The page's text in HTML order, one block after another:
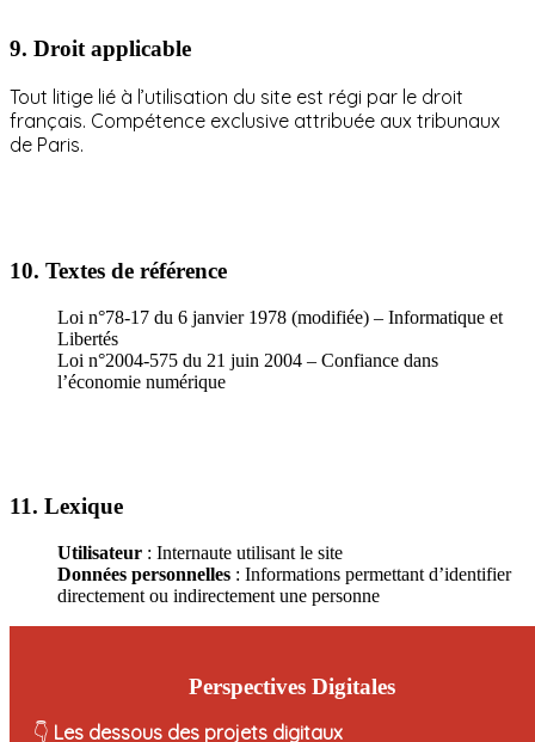
9. Droit applicable
Tout litige lié à l’utilisation du site est régi par le droit
français. Compétence exclusive attribuée aux tribunaux
de Paris.
10. Textes de référence
Loi n°78-17 du 6 janvier 1978 (modifiée) – Informatique et
Libertés
Loi n°2004-575 du 21 juin 2004 – Confiance dans
l’économie numérique
11. Lexique
Utilisateur : Internaute utilisant le site
Données personnelles : Informations permettant d’identifier
directement ou indirectement une personne
Perspectives Digitales
👇 Les dessous des projets digitaux